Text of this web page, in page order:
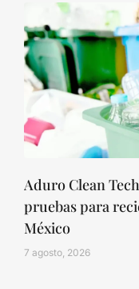
Aduro Clean
pruebas para
México
7 agosto, 2026